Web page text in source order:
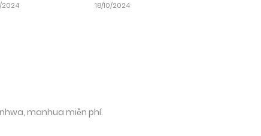
2024 18/10/2024
manhua miễn phí.